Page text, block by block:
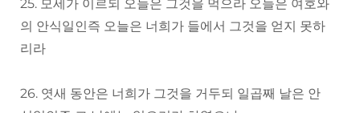
25. 모세가 이르되 오늘은 그것을 먹으라 오늘은 여호와
의 안식일인즉 오늘은 너희가 들에서 그것을 얻지 못하
리라
26. 엿새 동안은 너희가 그것을 거두되 일곱째 날은 안